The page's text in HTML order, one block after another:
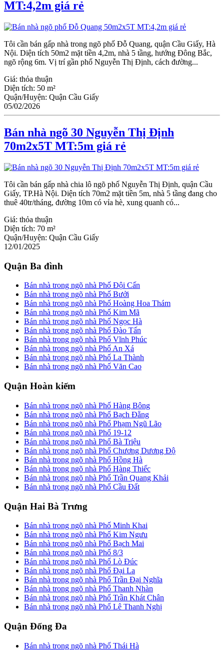
MT:4,2m giá rẻ
Tôi cần bán gấp nhà trong ngõ phố Đỗ Quang, quận Cầu Giấy, Hà
Nội. Diện tích 50m2 mặt tiền 4,2m, nhà 5 tầng, hướng Đông Bắc,
ngõ rộng 6m. Vị trí gần phố Nguyễn Thị Định, cách đường...
Giá: thỏa thuận
Diện tích: 50 m²
Quận/Huyện: Quận Cầu Giấy
05/02/2026
Bán nhà ngõ 30 Nguyễn Thị Định
70m2x5T MT:5m giá rẻ
Tôi cần bán gấp nhà chia lô ngõ phố Nguyễn Thị Định, quận Cầu
Giấy, TP.Hà Nội. Diện tích 70m2 mặt tiền 5m, nhà 5 tầng đang cho
thuê 40tr/tháng, đường 10m có vỉa hè, xung quanh có...
Giá: thỏa thuận
Diện tích: 70 m²
Quận/Huyện: Quận Cầu Giấy
12/01/2025
Quận Ba đình
Bán nhà trong ngõ nhà Phố Đội Cấn
Bán nhà trong ngõ nhà Phố Bưởi
Bán nhà trong ngõ nhà Phố Hoàng Hoa Thám
Bán nhà trong ngõ nhà Phố Kim Mã
Bán nhà trong ngõ nhà Phố Ngọc Hà
Bán nhà trong ngõ nhà Phố Đào Tấn
Bán nhà trong ngõ nhà Phố Vĩnh Phúc
Bán nhà trong ngõ nhà Phố An Xá
Bán nhà trong ngõ nhà Phố La Thành
Bán nhà trong ngõ nhà Phố Văn Cao
Quận Hoàn kiếm
Bán nhà trong ngõ nhà Phố Hàng Bông
Bán nhà trong ngõ nhà Phố Bạch Đằng
Bán nhà trong ngõ nhà Phố Phạm Ngũ Lão
Bán nhà trong ngõ nhà Phố 19-12
Bán nhà trong ngõ nhà Phố Bà Triệu
Bán nhà trong ngõ nhà Phố Chương Dương Độ
Bán nhà trong ngõ nhà Phố Hồng Hà
Bán nhà trong ngõ nhà Phố Hàng Thiếc
Bán nhà trong ngõ nhà Phố Trần Quang Khải
Bán nhà trong ngõ nhà Phố Cầu Đất
Quận Hai Bà Trưng
Bán nhà trong ngõ nhà Phố Minh Khai
Bán nhà trong ngõ nhà Phố Kim Ngưu
Bán nhà trong ngõ nhà Phố Bạch Mai
Bán nhà trong ngõ nhà Phố 8/3
Bán nhà trong ngõ nhà Phố Lò Đúc
Bán nhà trong ngõ nhà Phố Đại La
Bán nhà trong ngõ nhà Phố Trần Đại Nghĩa
Bán nhà trong ngõ nhà Phố Thanh Nhàn
Bán nhà trong ngõ nhà Phố Trần Khát Chân
Bán nhà trong ngõ nhà Phố Lê Thanh Nghị
Quận Đống Đa
Bán nhà trong ngõ nhà Phố Thái Hà